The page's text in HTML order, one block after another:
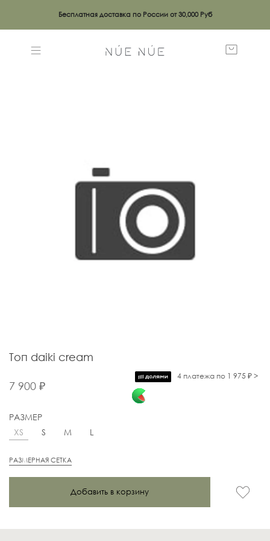
Бесплатная доставка по России от 30,000 Руб
Топ daiki cream
7 900 ₽
4 платежа по 1 975 ₽ >
РАЗМЕР
XS
S M L
РАЗМЕРНАЯ СЕТКА
Добавить в корзину